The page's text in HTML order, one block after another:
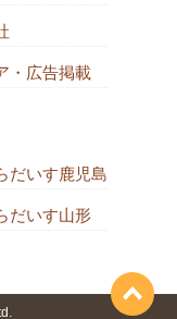
・広告掲載
だいす鹿児島
だいす山形